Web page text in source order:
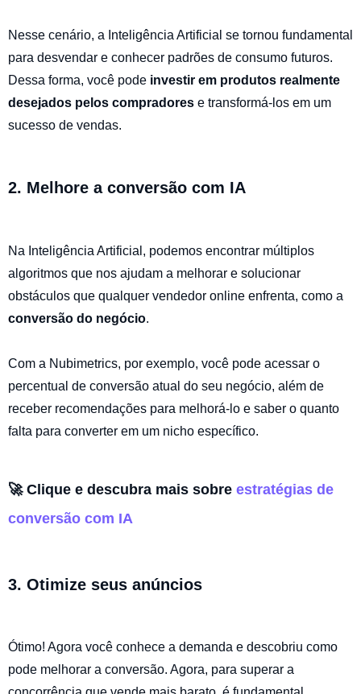
Nesse cenário, a Inteligência Artificial se tornou fundamental
para desvendar e conhecer padrões de consumo futuros.
Dessa forma, você pode investir em produtos realmente
desejados pelos compradores e transformá-los em um
sucesso de vendas.
2. Melhore a conversão com IA
Na Inteligência Artificial, podemos encontrar múltiplos
algoritmos que nos ajudam a melhorar e solucionar
obstáculos que qualquer vendedor online enfrenta, como a
conversão do negócio.
Com a Nubimetrics, por exemplo, você pode acessar o
percentual de conversão atual do seu negócio, além de
receber recomendações para melhorá-lo e saber o quanto
falta para converter em um nicho específico.
🚀 Clique e descubra mais sobre estratégias de
conversão com IA
3. Otimize seus anúncios
Ótimo! Agora você conhece a demanda e descobriu como
pode melhorar a conversão. Agora, para superar a